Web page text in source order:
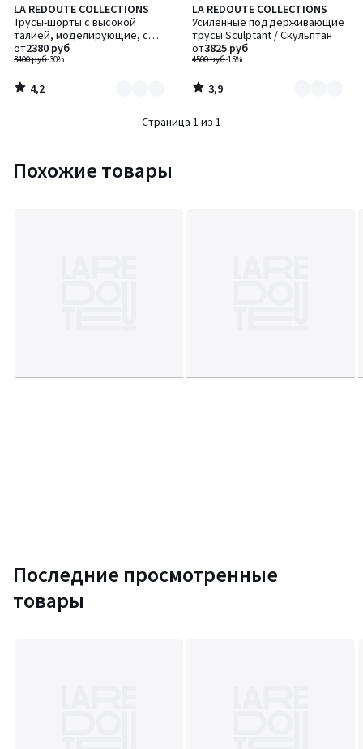
LA REDOUTE COLLECTIONS
Трусы-шорты с высокой
талией, моделирующие, с
умеренной поддержкой
Sculptant / Скульптан
3400 руб-30%
от2380 руб
4,2
/ 5
Количество
цветов:
2
4,2
/
LA REDOUTE COLLECTIONS
Усиленные поддерживающие
трусы Sculptant / Скульптан
4500 руб-15%
от3825 руб
3,9
/ 5
Количество
цветов:
2
3,9
/
Страница 1 из 1
Похожие товары
Последние просмотренные
товары